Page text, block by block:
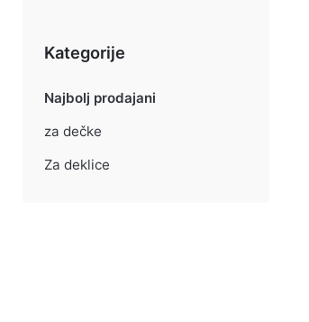
Kategorije
Najbolj prodajani
za dečke
Za deklice